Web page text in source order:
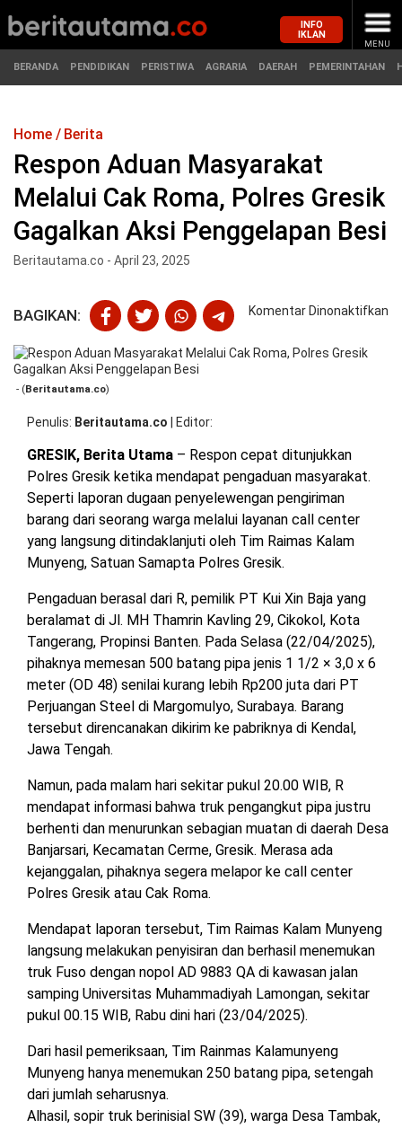
MASUK
BERANDA
PERISTIWA
PEMERINTAHAN
OPINI
PENDIDIKAN
HUKUM
PENDIDIKAN
HIBURAN
BERITABARU.CO
KABARBARU.CO
SERIKATNEWS.COM
PEWARTANUSANTARA.COM
LANGGAR.CO
JOBNAS.COM
SURAU.CO
REDAKSI
TENTANG
KAMI
KERJASAMA
PEDOMAN
MEDIA
CYBER
INFO
IKLAN
MENU
BERANDA PENDIDIKAN PERISTIWA AGRARIA DAERAH PEMERINTAHAN
Home Berita
Respon Aduan Masyarakat
Melalui Cak Roma, Polres Gresik
Gagalkan Aksi Penggelapan Besi
Beritautama.co - April 23, 2025
BAGIKAN: Komentar Dinonaktifkan
- (Beritautama.co)
Penulis Beritautama.co Editor
GRESIK, Berita Utama – Respon cepat ditunjukkan
Polres Gresik ketika mendapat pengaduan masyarakat.
Seperti laporan dugaan penyelewengan pengiriman
barang dari seorang warga melalui layanan call center
yang langsung ditindaklanjuti oleh Tim Raimas Kalam
Munyeng, Satuan Samapta Polres Gresik.
Pengaduan berasal dari R, pemilik PT Kui Xin Baja yang
beralamat di Jl. MH Thamrin Kavling 29, Cikokol, Kota
Tangerang, Propinsi Banten. Pada Selasa (22/04/2025),
pihaknya memesan 500 batang pipa jenis 1 1/2 × 3,0 x 6
meter (OD 48) senilai kurang lebih Rp200 juta dari PT
Perjuangan Steel di Margomulyo, Surabaya. Barang
tersebut direncanakan dikirim ke pabriknya di Kendal,
Jawa Tengah.
Namun, pada malam hari sekitar pukul 20.00 WIB, R
mendapat informasi bahwa truk pengangkut pipa justru
berhenti dan menurunkan sebagian muatan di daerah Desa
Banjarsari, Kecamatan Cerme, Gresik. Merasa ada
kejanggalan, pihaknya segera melapor ke call center
Polres Gresik atau Cak Roma.
Mendapat laporan tersebut, Tim Raimas Kalam Munyeng
langsung melakukan penyisiran dan berhasil menemukan
truk Fuso dengan nopol AD 9883 QA di kawasan jalan
samping Universitas Muhammadiyah Lamongan, sekitar
pukul 00.15 WIB, Rabu dini hari (23/04/2025).
Dari hasil pemeriksaan, Tim Rainmas Kalamunyeng
Munyeng hanya menemukan 250 batang pipa, setengah
dari jumlah seharusnya.
Alhasil, sopir truk berinisial SW (39), warga Desa Tambak,